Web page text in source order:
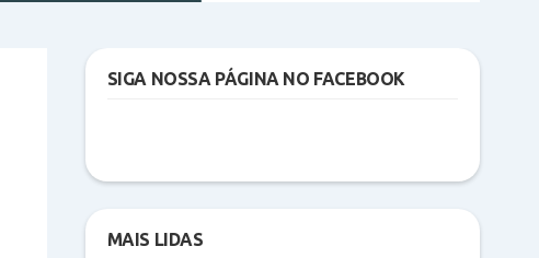
SIGA NOSSA PÁGINA NO FACEBOOK
MAIS LIDAS